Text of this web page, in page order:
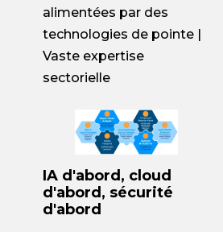
alimentées par des
technologies de pointe |
Vaste expertise
sectorielle
IA d'abord, cloud
d'abord, sécurité
d'abord